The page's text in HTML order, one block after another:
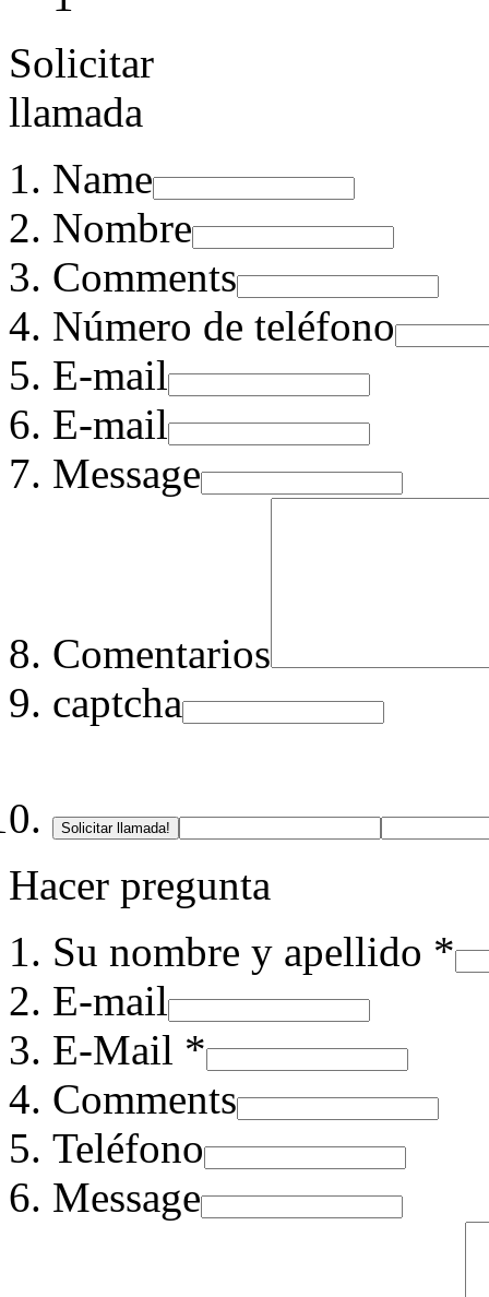
Solicitar
llamada
Name
Nombre
Comments
Número de teléfono
E-mail
E-mail
Message
Comentarios
captcha
Solicitar llamada!
Hacer pregunta
Su nombre y apellido *
E-mail
E-Mail *
Comments
Teléfono
Message